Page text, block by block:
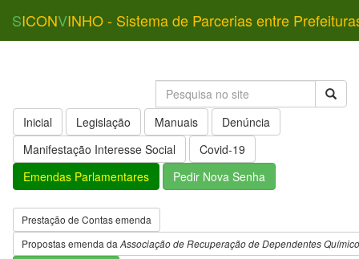
SICONVINHO - Sistema de Parcerias entre
Inicial Legislação Manuais
Denúncia
Manifestação Interesse Social
Covid-19
Emendas Parlamentares
Pedir Nova Senha
Prestação de Contas emenda
Propostas emenda da Associação de Recuperação de Dependentes